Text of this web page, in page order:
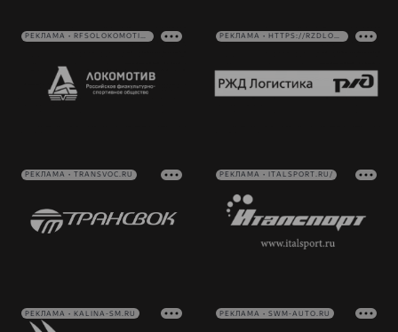
РЕКЛАМА • RFSOLOKOMOTIV.RU РЕКЛАМА • HTTPS://RZDLOG.RU/
РЕКЛАМА • TRANSVOC.RU РЕКЛАМА • ITALSPORT.RU/
РЕКЛАМА • KALINA-SM.RU РЕКЛАМА • SWM-AUTO.RU